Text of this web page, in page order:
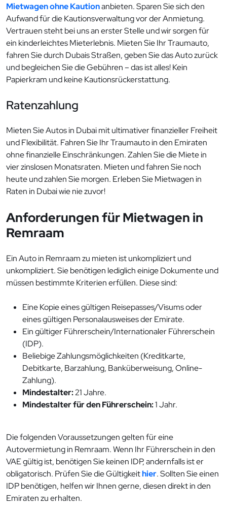
Mietwagen ohne Kautionanbieten. Sparen Sie sich den
Aufwand für die Kautionsverwaltung vor der Anmietung.
Vertrauen steht bei uns an erster Stelle und wir sorgen für
ein kinderleichtes Mieterlebnis. Mieten Sie Ihr Traumauto,
fahren Sie durch Dubais Straßen, geben Sie das Auto zurück
und begleichen Sie die Gebühren – das ist alles! Kein
Papierkram und keine Kautionsrückerstattung.
Ratenzahlung
Mieten Sie Autos in Dubai mit ultimativer finanzieller Freiheit
und Flexibilität. Fahren Sie Ihr Traumauto in den Emiraten
ohne finanzielle Einschränkungen. Zahlen Sie die Miete in
vier zinslosen Monatsraten. Mieten und fahren Sie noch
heute und zahlen Sie morgen. Erleben Sie Mietwagen in
Raten in Dubai wie nie zuvor!
Anforderungen für Mietwagen in
Remraam
Ein Auto in Remraam zu mieten ist unkompliziert und
unkompliziert. Sie benötigen lediglich einige Dokumente und
müssen bestimmte Kriterien erfüllen. Diese sind:
Eine Kopie eines gültigen Reisepasses/Visums oder
eines gültigen Personalausweises der Emirate.
Ein gültiger Führerschein/Internationaler Führerschein
(IDP).
Beliebige Zahlungsmöglichkeiten (Kreditkarte,
Debitkarte, Barzahlung, Banküberweisung, Online-
Zahlung).
Mindestalter:21 Jahre.
Mindestalter für den Führerschein:1 Jahr.
Die folgenden Voraussetzungen gelten für eine
Autovermietung in Remraam. Wenn Ihr Führerschein in den
VAE gültig ist, benötigen Sie keinen IDP, andernfalls ist er
obligatorisch. Prüfen Sie die Gültigkeithier. Sollten Sie einen
IDP benötigen, helfen wir Ihnen gerne, diesen direkt in den
Emiraten zu erhalten.